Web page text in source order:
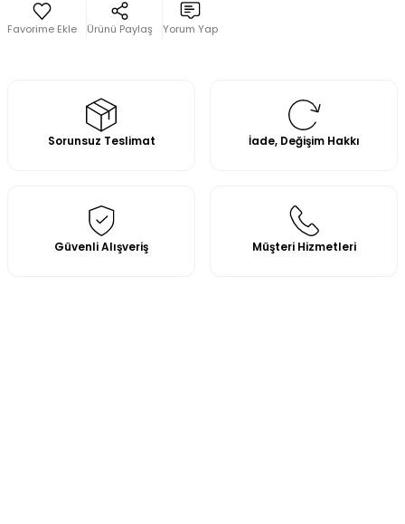
Ürünü Paylaş Yorum Yap
Sorunsuz Teslimat İade, Değişim Hakkı
Güvenli Alışveriş Müşteri Hizmetleri